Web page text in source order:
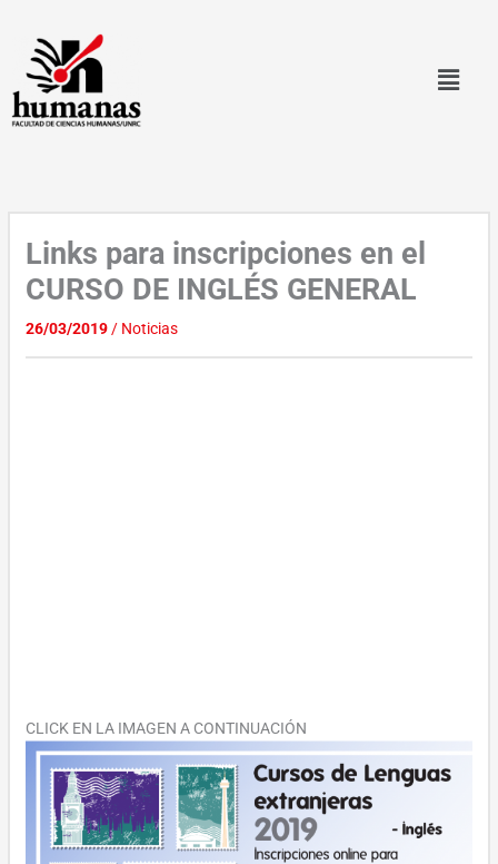
contenido
Links para inscripciones en el
CURSO DE INGLÉS GENERAL
26/03/2019/ Noticias
CLICK EN LA IMAGEN A CONTINUACIÓN